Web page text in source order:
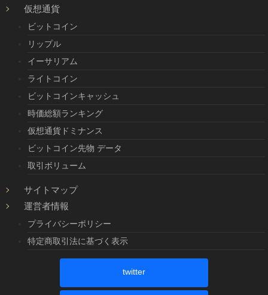
仮想通貨
ビットコイン
リップル
イーサリアム
ライトコイン
ビットコインキャッシュ
時価総額ランキング
仮想通貨ドミナンス
ビットコイン先物 データ
取引ボリューム
サイトマップ
運営者情報
プライバシーポリシー
特定商取引法に基づく表示
twitter